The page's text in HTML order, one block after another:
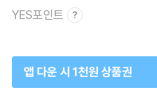
YES포인트
앱 다운 시 1천원 상품권